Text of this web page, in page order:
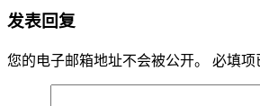
发表回复
您的电子邮箱地址不会被公开。 必填项